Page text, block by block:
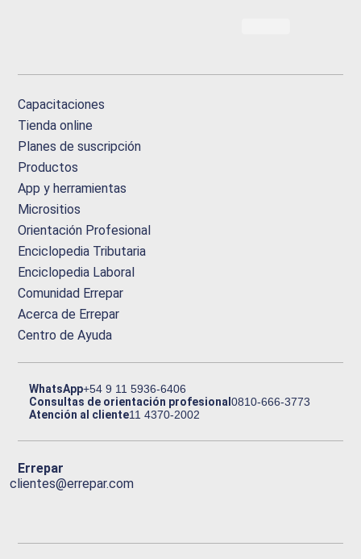
Capacitaciones
Tienda online
Planes de suscripción
Productos
App y herramientas
Micrositios
Orientación Profesional
Enciclopedia Tributaria
Enciclopedia Laboral
Comunidad Errepar
Acerca de Errepar
Centro de Ayuda
WhatsApp+54 9 11 5936-6406
Consultas de orientación profesional0810-666-3773
Atención al cliente11 4370-2002
Errepar
clientes@errepar.com